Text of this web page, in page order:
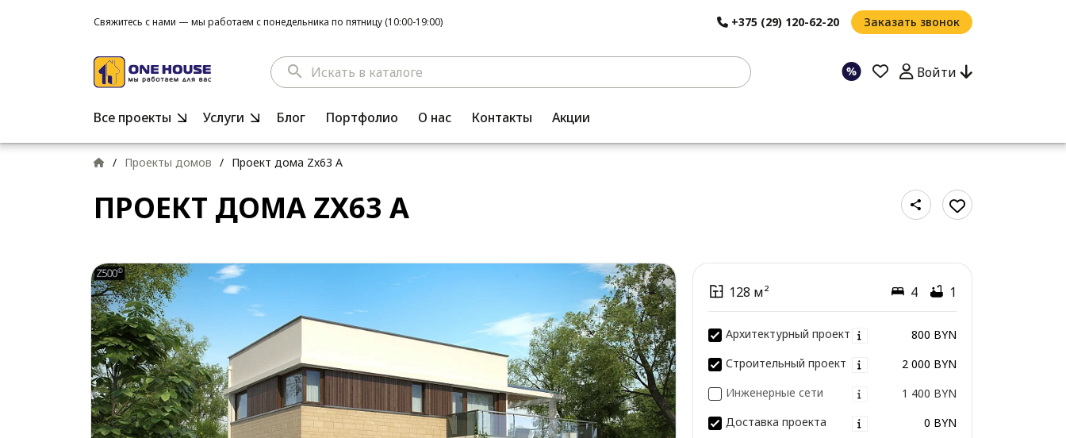
Свяжитесь с нами — мы работаем с понедельника по пятницу (10:00-19:00) +375 (29) 120-62-20 Заказать звонок
search Войти
Все проекты Услуги Блог Портфолио О нас Контакты Акции
/ Проекты домов / Проект дома Zx63 A
ПРОЕКТ ДОМА ZX63 A
128 м² 4 1
Архитектурный проект
800 BYN
Строительный проект
2 000 BYN
Инженерные сети
1 400 BYN
Доставка проекта
0 BYN